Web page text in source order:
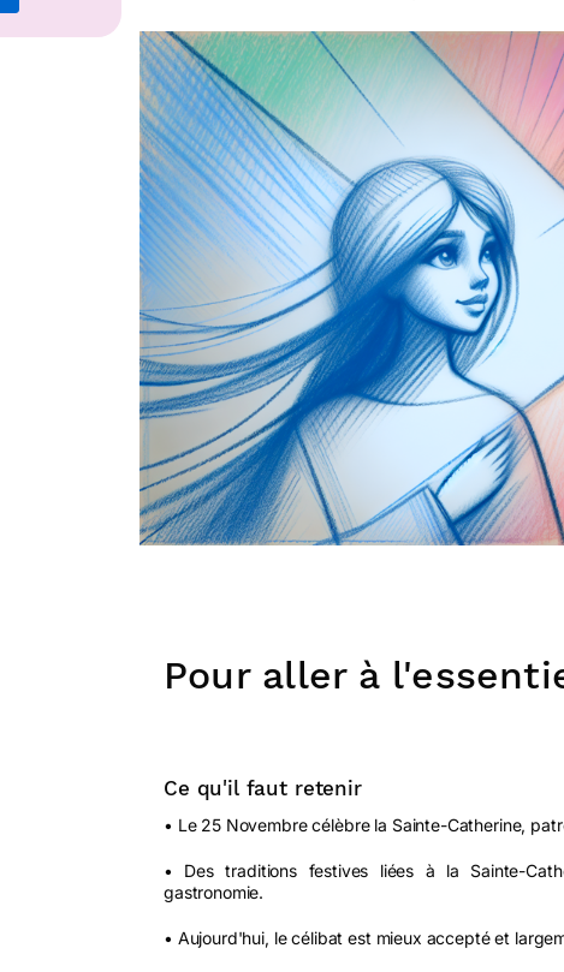
Pour aller à
Ce qu'il faut retenir
• Le 25 Novembre célèbre la Sainte-Catherine,
• Des traditions festives liées à la Sainte-
gastronomie.
• Aujourd'hui, le célibat est mieux accepté et